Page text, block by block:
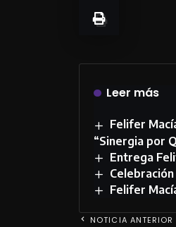
Leer más
Felifer
“Sinergia por
Entrega
Felifer
NOTICIA ANTERIOR